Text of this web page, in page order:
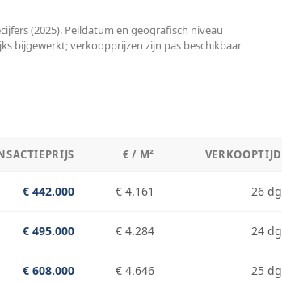
(2025). Peildatum en geografisch niveau
bijgewerkt; verkoopprijzen zijn pas beschikbaar
€ / M² VERKOOPTIJD
€ 442.000 € 4.161 26 dg
€ 495.000 € 4.284 24 dg
€ 608.000 € 4.646 25 dg